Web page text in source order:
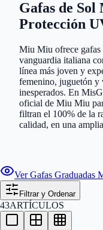
Gafas de
Protección
Miu Miu ofrece gafas
vanguardia italiana
línea más joven y
femenino, juguetón y
inesperados. En
oficial de Miu Miu
filtran el 100% de la
calidad, en una
Ver Gafas Graduadas
Filtrar y Ordenar
43ARTÍCULOS